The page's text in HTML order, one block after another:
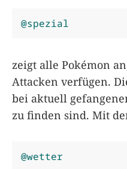
@spezial
zeigt alle Pokémon
Attacken verfügen.
bei aktuell
zu finden sind. Mit
@wetter